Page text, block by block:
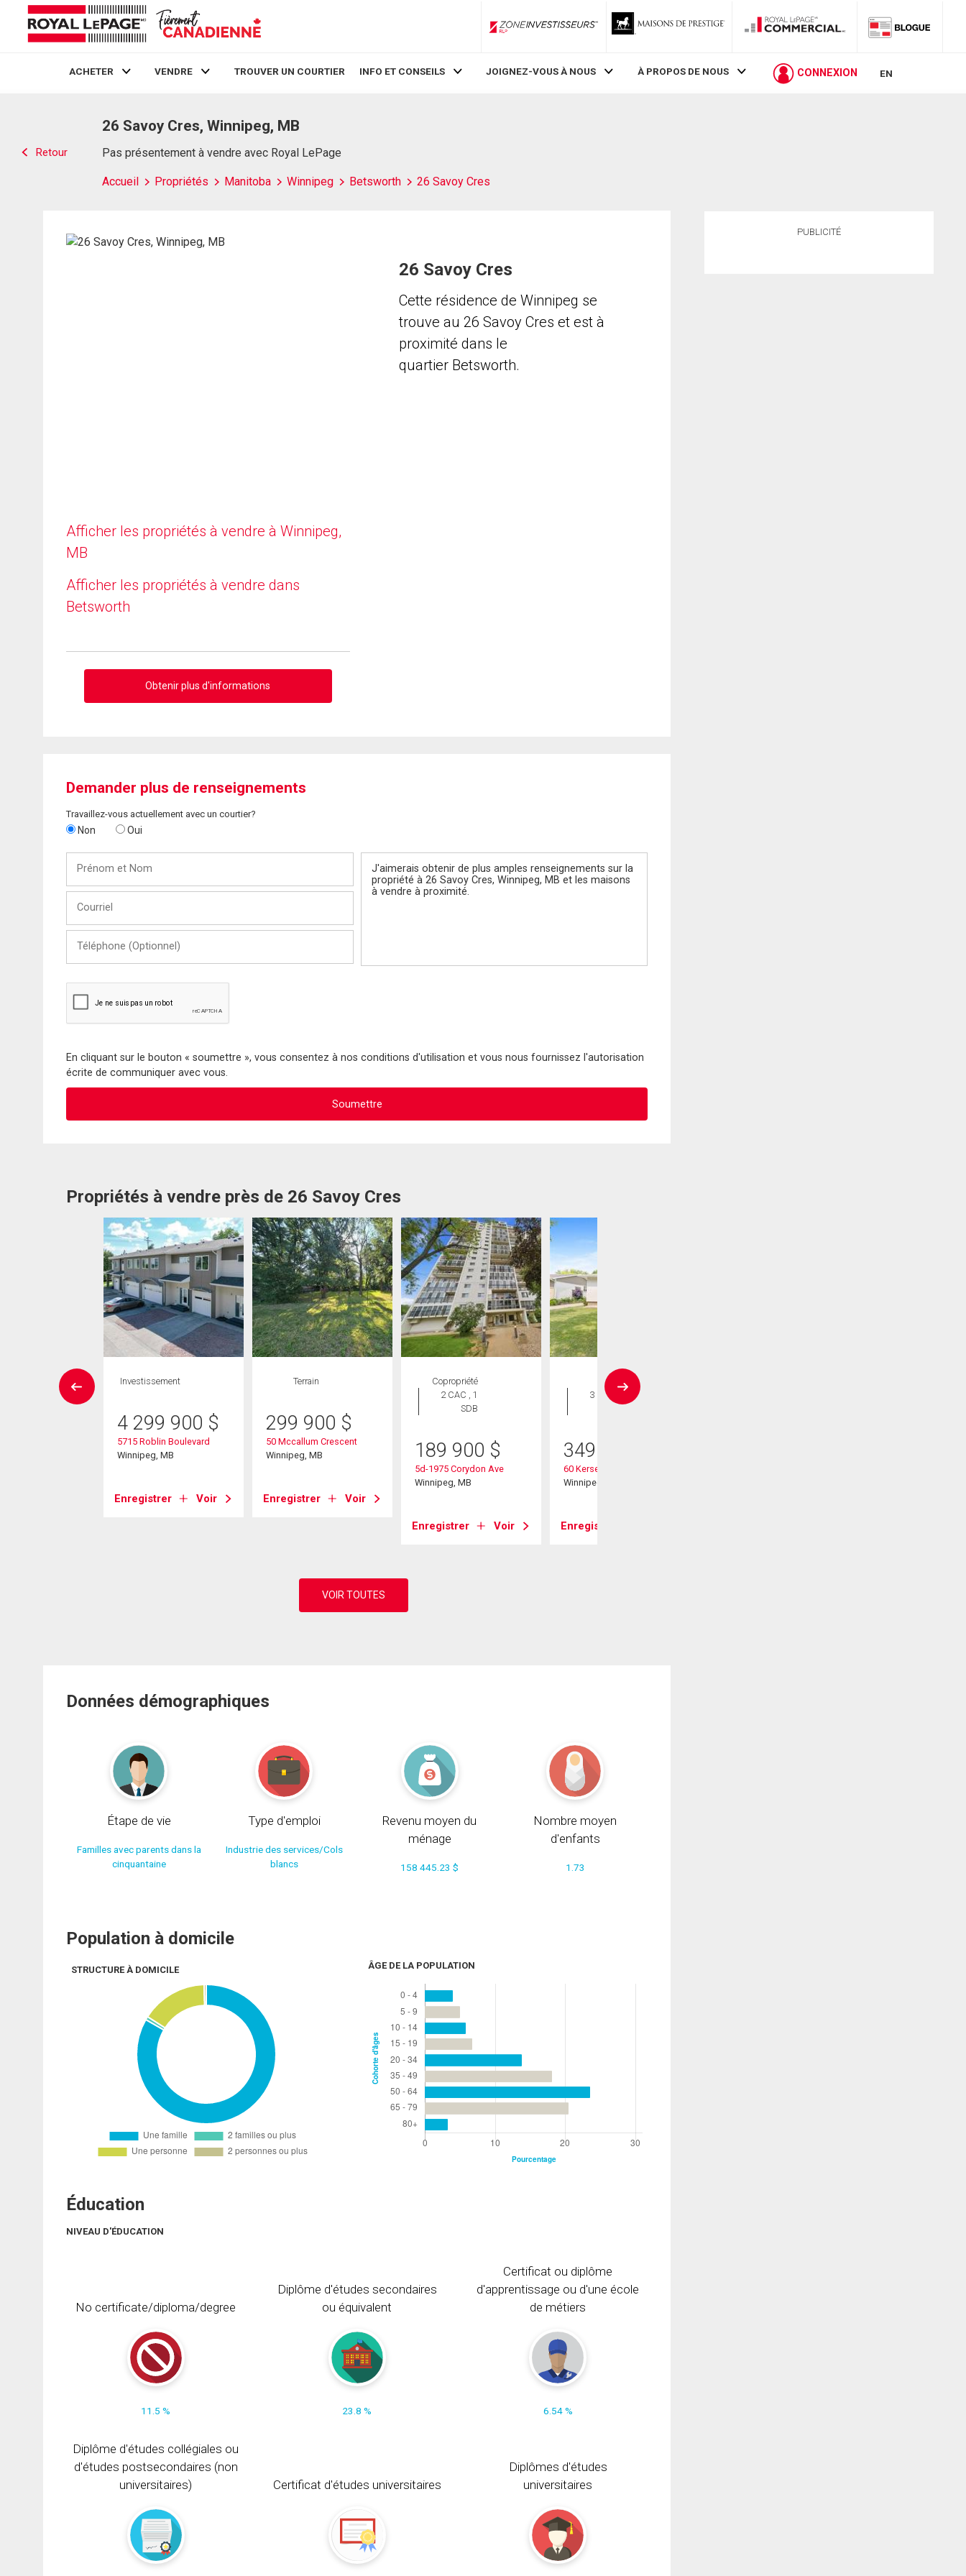
ZoneInvestisseurs RLP
ACHETER VENDRE TROUVER UN COURTIER INFO ET CONSEILS JOIGNEZ-VOUS À NOUS À PROPOS DE NOUS CONNEXION EN
Retour
26 Savoy Cres, Winnipeg, MB
Pas présentement à vendre avec Royal LePage
Accueil Propriétés Manitoba Winnipeg Betsworth 26 Savoy Cres
Afficher les propriétés à vendre à Winnipeg,
MB
Afficher les propriétés à vendre dans
Betsworth
Obtenir plus d'informations
26 Savoy Cres
Cette résidence de Winnipeg se
trouve au 26 Savoy Cres et est à
proximité dans le
quartier Betsworth.
Demander plus de renseignements
Travaillez-vous actuellement avec un courtier?
Non Oui
Nom
(Optionnel)
En cliquant sur le bouton « soumettre », vous consentez à nos conditions d'utilisation et vous nous fournissez l'autorisation
écrite de communiquer avec vous.
Propriétés à vendre près de 26 Savoy Cres
Investissement
4 299 900 $
5715 Roblin Boulevard
Winnipeg, MB
Enregistrer Voir
Terrain
299 900 $
50 Mccallum Crescent
Winnipeg, MB
Enregistrer Voir
Copropriété
2 CAC , 1
SDB
189 900 $
5d-1975 Corydon Ave
Winnipeg, MB
Enregistrer Voir
Maison
3 CAC , 2
349 900
60 Kersey Bay
Winnipeg, MB
Enregistrer
Données démographiques
Étape de vie
Familles avec parents dans la
cinquantaine
Type d'emploi
Industrie des services/Cols
blancs
Revenu moyen du
ménage
158 445.23 $
Nombre moyen
d'enfants
1.73
Population à domicile
STRUCTURE À DOMICILE ÂGE DE LA POPULATION
Éducation
NIVEAU D'ÉDUCATION
No certificate/diploma/degree
11.5 %
Diplôme d'études secondaires
ou équivalent
23.8 %
Certificat ou diplôme
d'apprentissage ou d'une école
de métiers
6.54 %
Diplôme d'études collégiales ou
d'études postsecondaires (non
universitaires)
Certificat d'études universitaires
Diplômes d'études
universitaires
PUBLICITÉ